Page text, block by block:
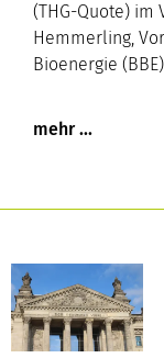
(THG-Quote) im
Hemmerling,
Bioenergie